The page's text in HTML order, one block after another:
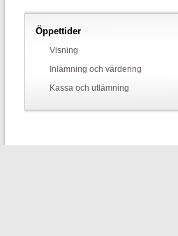
Öppettider
Visning
Inlämning och värdering
Kassa och utlämning